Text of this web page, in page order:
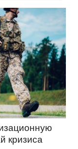
кризиса